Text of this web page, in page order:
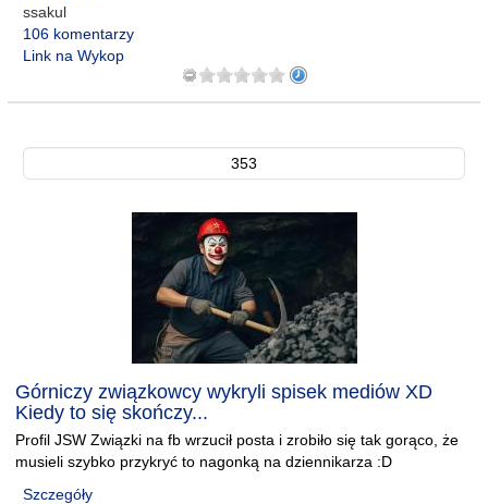
ssakul
106 komentarzy
Link na Wykop
353
Górniczy związkowcy wykryli spisek mediów XD
Kiedy to się skończy...
Profil JSW Związki na fb wrzucił posta i zrobiło się tak gorąco, że
musieli szybko przykryć to nagonką na dziennikarza :D
Szczegóły